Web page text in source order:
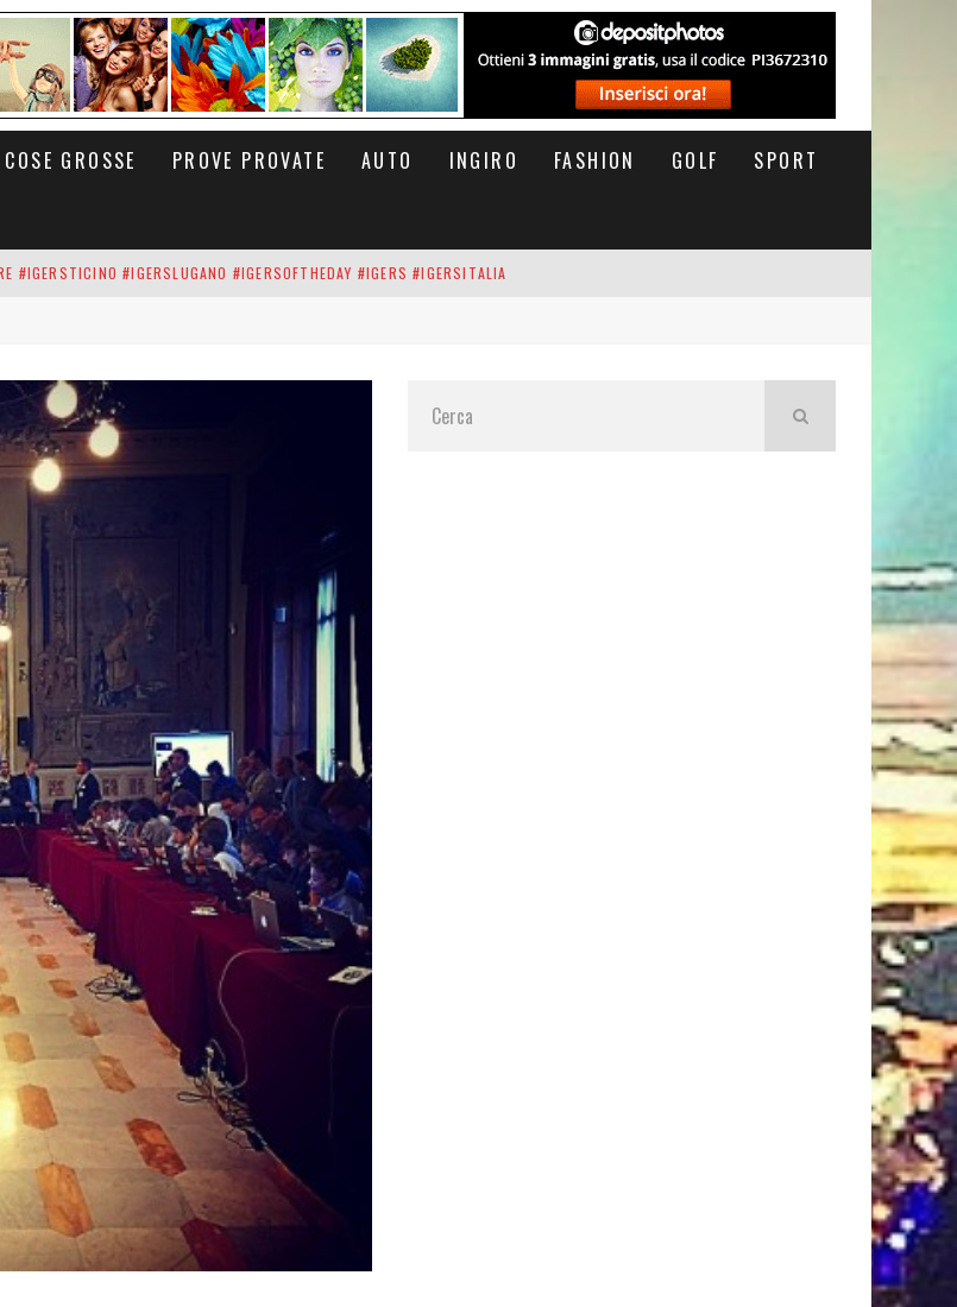
COSE GROSSE PROVE PROVATE AUTO INGIRO FASHION GOLF SPORT
#IGERSTICINO #IGERSLUGANO #IGERSOFTHEDAY #IGERS #IGERSITALIA
È QUI: IL CENTRO COMMERCIALE DI ARESE OLTRE 10 KM DI CODA. POTETE MORIRE QUI.